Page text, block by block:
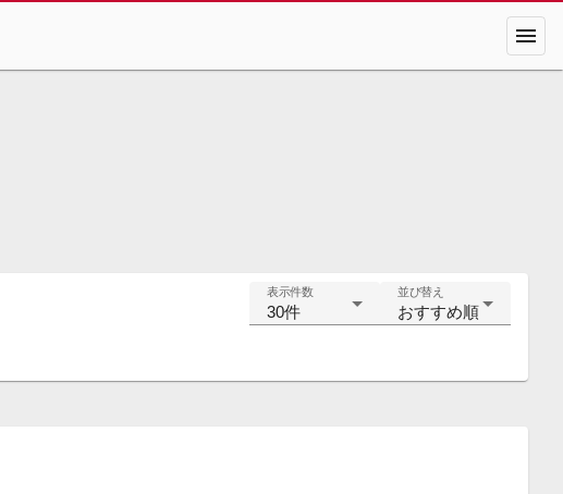
menu
表示件数
30件
並び替え
おすすめ順